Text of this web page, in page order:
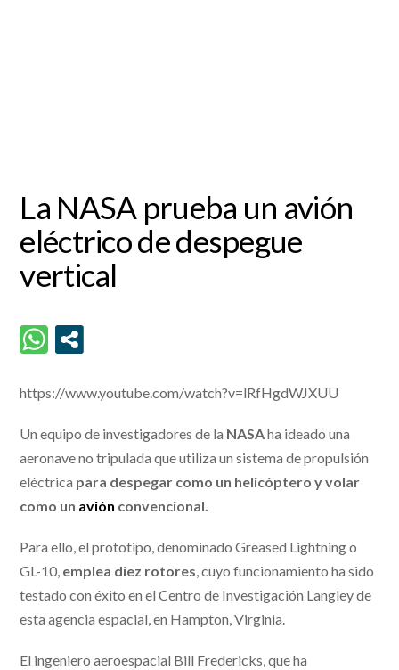
La NASA prueba un avión
eléctrico de despegue
vertical
https://www.youtube.com/watch?v=lRfHgdWJXUU
Un equipo de investigadores de la NASAha ideado una
aeronave no tripulada que utiliza un sistema de propulsión
eléctrica para despegar como un helicóptero y volar
como un avión convencional.
Para ello, el prototipo, denominado Greased Lightning o
GL-10, emplea diez rotores, cuyo funcionamiento ha sido
testado con éxito en el Centro de Investigación Langley de
esta agencia espacial, en Hampton, Virginia.
El ingeniero aeroespacial Bill Fredericks, que ha